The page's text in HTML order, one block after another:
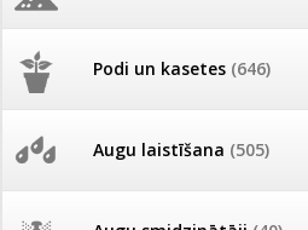
Podi un kasetes (646)
Augu laistīšana (505)
Darba laiks Līgo svētkos
Ūdens piemērotības noteikšana
Pievienojies braucienam uz
Nav izvēlēta